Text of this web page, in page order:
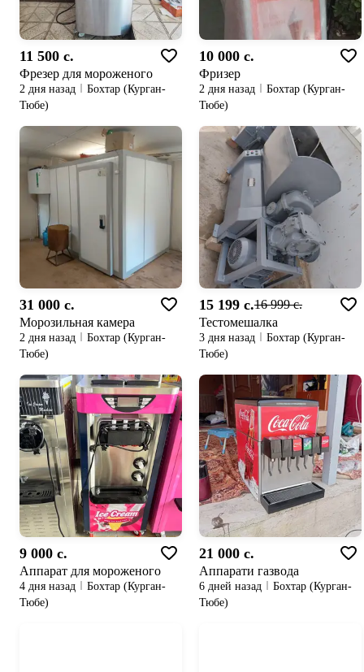
11 500 c.
Фрезер для мороженого
2 дня назад
Бохтар (Курган-
Тюбе)
10 000 c.
Фризер
2 дня назад
Бохтар (Курган-
Тюбе)
31 000 c.
Морозильная камера
2 дня назад
Бохтар (Курган-
Тюбе)
15 199 c.16 999 c.
Тестомешалка
3 дня назад
Бохтар (Курган-
Тюбе)
9 000 c.
Аппарат для мороженого
4 дня назад
Бохтар (Курган-
Тюбе)
21 000 c.
Аппарати газвода
6 дней назад
Бохтар (Курган-
Тюбе)